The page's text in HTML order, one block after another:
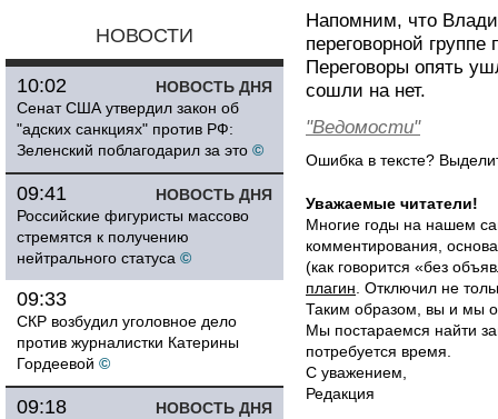
НОВОСТИ
НОВОСТЬ ДНЯ
10:02
Сенат США утвердил закон об
"адских санкциях" против РФ:
Зеленский поблагодарил за это ©
НОВОСТЬ ДНЯ
09:41
Российские фигуристы массово
стремятся к получению
нейтрального статуса ©
09:33
СКР возбудил уголовное дело
против журналистки Катерины
Гордеевой ©
НОВОСТЬ ДНЯ
09:18
Напомним, что
переговорной
Переговоры опять
сошли на нет.
"Ведомости"
Ошибка в тексте?
Уважаемые читатели!
Многие годы на нашем
комментирования,
(как говорится «без
плагин . Отключил не
Таким образом, вы и мы
Мы постараемся найти
потребуется время.
С уважением,
Редакция